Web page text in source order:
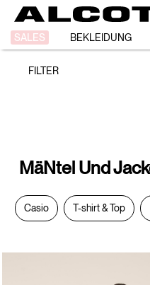
SALES BEKLEIDUNG
Mäntel
Jacken
FILTER
MäNtel Und
Casio T-shirt & Top